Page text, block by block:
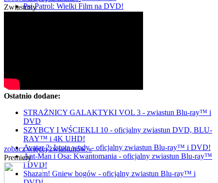
Psi Patrol: Wielki Film na DVD!
Zwiastuny
Ostatnio dodane:
STRAŻNICY GALAKTYKI VOL 3 - zwiastun Blu-ray™ i
DVD
SZYBCY I WŚCIEKLI 10 - oficjalny zwiastun DVD, BLU-
RAY™ i 4K UHD!
Avatar 2: Istota wody - oficjalny zwiastun Blu-ray™ i DVD!
Ant-Man i Osa: Kwantomania - oficjalny zwiastun Blu-ray™
i DVD!
Shazam! Gniew bogów - oficjalny zwiastun Blu-ray™ i
zobacz więcej zwiastunów »
Premiery